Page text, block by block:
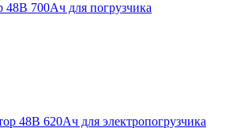
48В 700Ач для погрузчика